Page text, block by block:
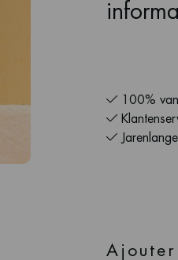
100%